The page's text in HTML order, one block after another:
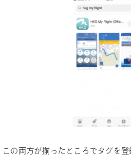
この両方が揃ったところでタグを